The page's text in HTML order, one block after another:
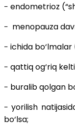
− endometrioz
− menopauza
− ichida
− qattiq og‘riq
− buralib qolgan
− yorilish
bo‘lsa;